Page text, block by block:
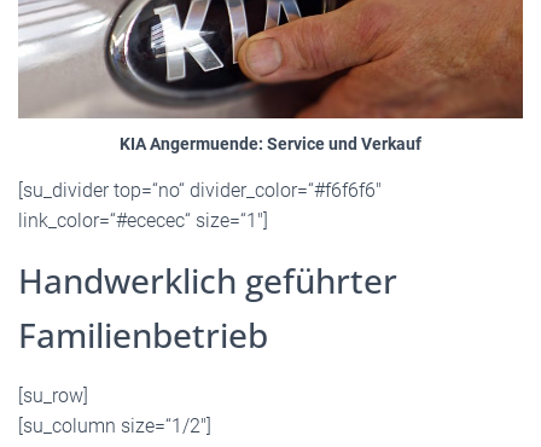
KIA Angermuende: Service und Verkauf
[su_divider top=“no“ divider_color=“#f6f6f6″
link_color=“#ececec“ size=“1″]
Handwerklich geführter
Familienbetrieb
[su_row]
[su_column size=“1/2″]